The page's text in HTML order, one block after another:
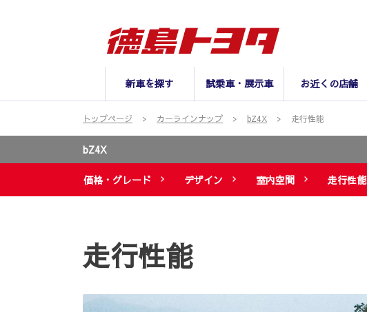
新車を探す 試乗車・展示車 お近くの店舗
トップページ カーラインナップ bZ4X 走行性能
bZ4X
価格・グレード デザイン 室内空間 走行性能
走行性能